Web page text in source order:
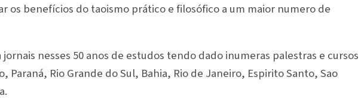
os benefícios do taoismo prático e filosófico a um maior numero de
nesses 50 anos de estudos tendo dado inumeras palestras e cursos
Paraná, Rio Grande do Sul, Bahia, Rio de Janeiro, Espirito Santo, Sao